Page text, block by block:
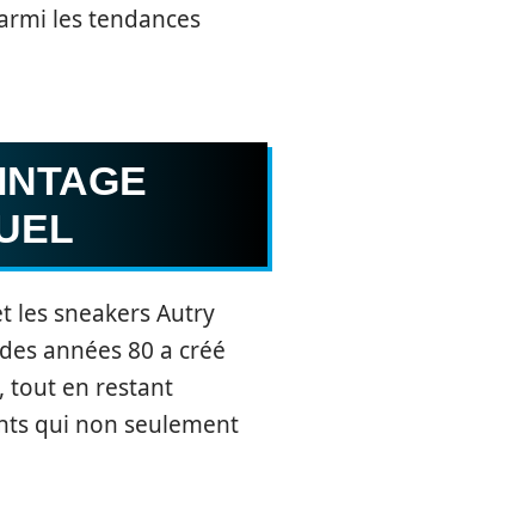
les tendances
les sneakers Autry
années 80 a créé
tout en restant
qui non seulement